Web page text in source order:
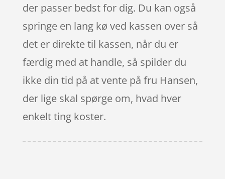
der passer bedst for dig. Du kan også
springe en lang kø ved kassen over så
det er direkte til kassen, når du er
færdig med at handle, så spilder du
ikke din tid på at vente på fru Hansen,
der lige skal spørge om, hvad hver
enkelt ting koster.